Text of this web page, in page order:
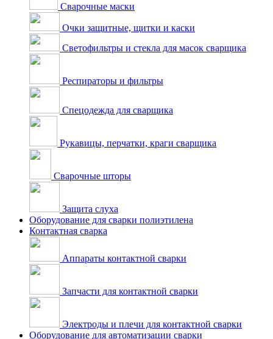
Сварочные маски
Очки защитные, щитки и каски
Светофильтры и стекла для масок сварщика
Респираторы и фильтры
Спецодежда для сварщика
Рукавицы, перчатки, краги сварщика
Сварочные шторы
Защита слуха
Оборудование для сварки полиэтилена
Контактная сварка
Аппараты контактной сварки
Запчасти для контактной сварки
Электроды и плечи для контактной сварки
Оборудование для автоматизации сварки